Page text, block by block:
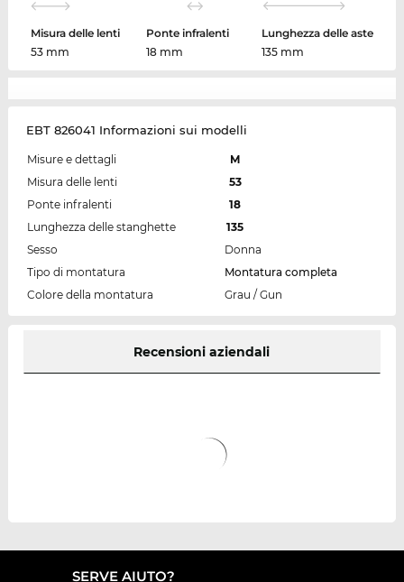
Misura delle lenti
53 mm
Ponte infralenti
18 mm
Lunghezza delle aste
135 mm
EBT 826041 Informazioni sui modelli
Misure e dettagli
M
Misura delle lenti
53
Ponte infralenti
18
Lunghezza delle stanghette
135
Sesso
Donna
Tipo di montatura
Montatura completa
Colore della montatura
Grau / Gun
Recensioni aziendali
SERVE AIUTO?